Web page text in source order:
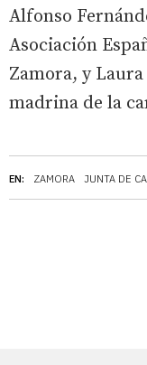
EN: ZAMORA JUNTA DE
Alfonso
Asociación
Zamora, y
madrina de la